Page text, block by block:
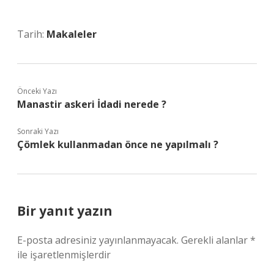
Tarih: Makaleler
Önceki Yazı
Manastir askeri İdadi nerede ?
Sonraki Yazı
Çömlek kullanmadan önce ne yapılmalı ?
Bir yanıt yazın
E-posta adresiniz yayınlanmayacak. Gerekli alanlar*
ile işaretlenmişlerdir